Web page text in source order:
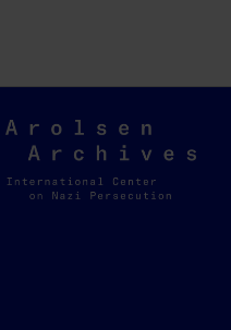
Arolsen
Archives